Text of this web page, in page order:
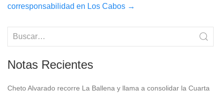
corresponsabilidad en Los Cabos →
Notas Recientes
Cheto Alvarado recorre La Ballena y llama a consolidar la Cuarta